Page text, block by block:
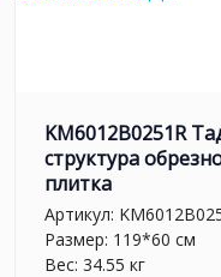
KM6012B0251R
структура
плитка
Артикул:
Размер: 119*60 см
Вес: 34.55 кг